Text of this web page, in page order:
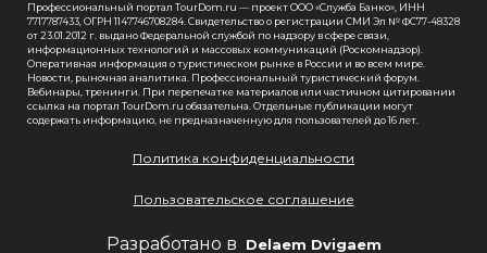
Профессиональный портал TourDom.ru — проект ООО «Служба Банко», ИНН
7717787433, ОГРН 1147746708284. Свидетельство о регистрации СМИ Эл № ФС77-48328
от 23.01.2012 г. выдано Федеральной службой по надзору в сфере связи,
информационных технологий и массовых коммуникаций (Роскомнадзор).
Оперативная информация о туристическом рынке в России и во всем мире.
Новости, рыночная аналитика. Профессиональный туристический форум.
Вебинары, тренинги. При перепечатке материалов или частичном цитировании
ссылка на портал TourDom.ru обязательна. Отдельные публикации могут
содержать информацию, не предназначенную для пользователей до 16 лет.
Политика конфиденциальности
Пользовательское соглашение
Разработано в Delaem Dvigaem